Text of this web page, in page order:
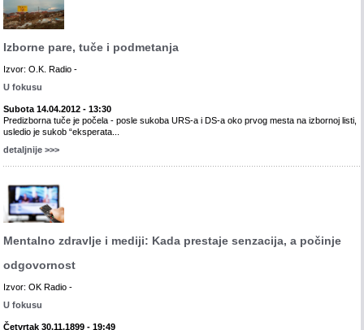
Izborne pare, tuče i podmetanja
Izvor: O.K. Radio -
U fokusu
Subota 14.04.2012 - 13:30
Predizborna tuče je počela - posle sukoba URS-a i DS-a oko prvog mesta na izbornoj listi,
usledio je sukob “eksperata...
detaljnije >>>
Mentalno zdravlje i mediji: Kada prestaje senzacija, a počinje
odgovornost
Izvor: OK Radio -
U fokusu
Četvrtak 30.11.1899 - 19:49